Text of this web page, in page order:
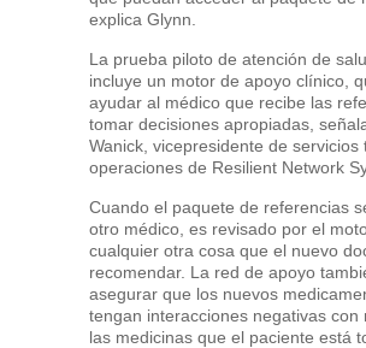
explica Glynn.
La prueba piloto de atención de
incluye un motor de apoyo clínico,
ayudar al médico que recibe las
tomar decisiones apropiadas,
Wanick, vicepresidente de servicios
operaciones de Resilient Network
Cuando el paquete de referencias
otro médico, es revisado por el
cualquier otra cosa que el nuevo
recomendar. La red de apoyo
asegurar que los nuevos
tengan interacciones negativas con
las medicinas que el paciente está